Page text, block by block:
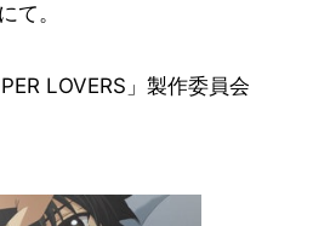
にて。
LOVERS」製作委員会